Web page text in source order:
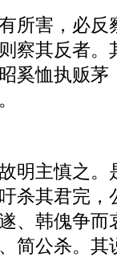
所害，必反
察其反者。
奚恤执贩茅
明主慎之。
杀其君完，
、韩傀争而
简公杀。其